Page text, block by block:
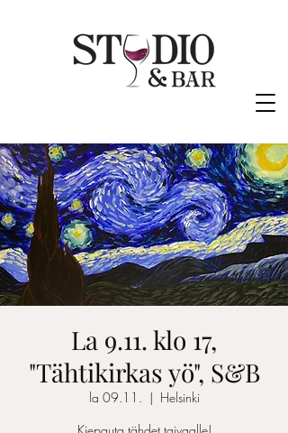
La 9.11. klo 17,
"Tähtikirkas yö", S&B
la 09.11.
  |
Helsinki